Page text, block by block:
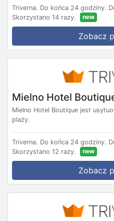
Triverna. Do końca 24 godziny.
Skorzystano 14 razy.
new
Zobacz
Mielno Hotel
Mielno Hotel Boutique jest
plaży.
Triverna. Do końca 24 godziny.
Skorzystano 12 razy.
new
Zobacz